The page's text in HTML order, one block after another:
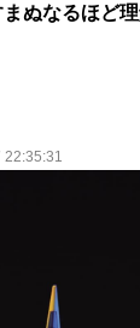
ぬなるほど